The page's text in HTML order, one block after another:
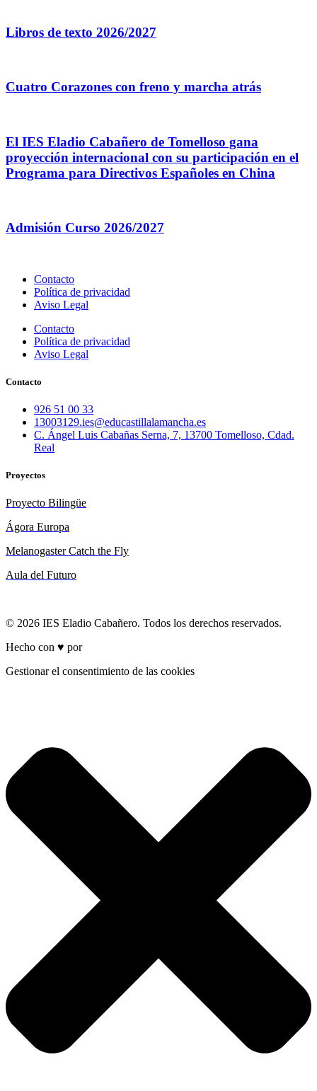
Libros de texto 2026/2027
Cuatro Corazones con freno y marcha atrás
El IES Eladio Cabañero de Tomelloso gana
proyección internacional con su participación en el
Programa para Directivos Españoles en China
Admisión Curso 2026/2027
Contacto
Política de privacidad
Aviso Legal
Contacto
Política de privacidad
Aviso Legal
Contacto
926 51 00 33
13003129.ies@educastillalamancha.es
C. Ángel Luis Cabañas Serna, 7, 13700 Tomelloso, Cdad.
Real
Proyectos
Proyecto Bilingüe
Ágora Europa
Melanogaster Catch the Fly
Aula del Futuro
© 2026 IES Eladio Cabañero. Todos los derechos reservados.
Hecho con ♥ por
Gestionar el consentimiento de las cookies